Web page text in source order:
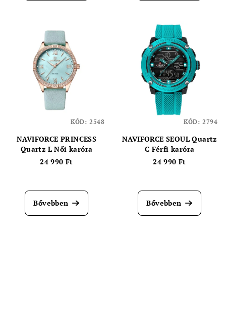
NAVIFORCE PRINCESS
Quartz L Női karóra
24 990 Ft
Bővebben
KÓD: 2548
NAVIFORCE SEOUL Quartz
C Férfi karóra
24 990 Ft
Bővebben
KÓD: 2794